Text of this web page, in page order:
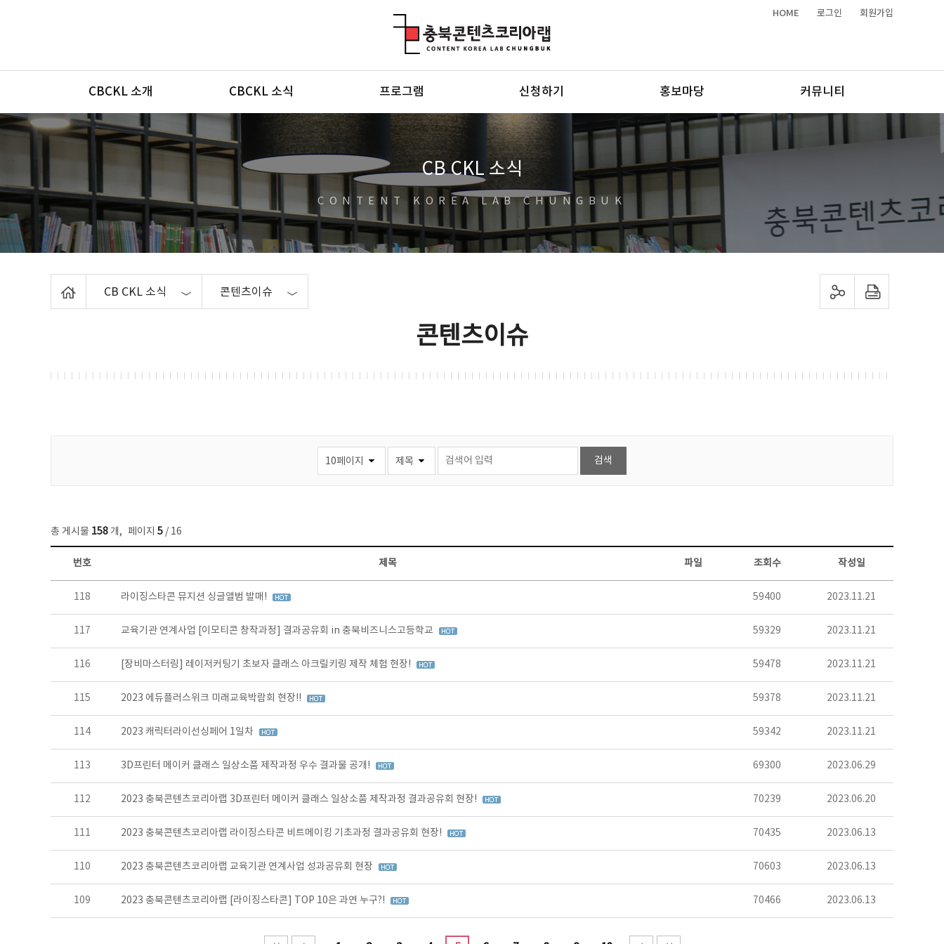
HOME 로그인 회원가입
메뉴
CBCKL 소개 CBCKL 소식 프로그램 신청하기 홍보마당 커뮤니티
CB CKL 소식
CONTENT KOREA LAB CHUNGBUK
CB CKL 소식 콘텐츠이슈 sns 공유하기 프린트하기
콘텐츠이슈
총 게시물 158 개, 페이지 5 / 16
콘텐츠이슈 목록 - 번호, 제목, 작성자, 파일, 조회수, 작성일 정보 제공
번호 제목 파일 조회수 작성일
118 라이징스타콘 뮤지션 싱글앨범 발매! 59400 2023.11.21
117 교육기관 연계사업 [이모티콘 창작과정] 결과공유회 in 충북비즈니스고등학교 59329 2023.11.21
116 [장비마스터링] 레이저커팅기 초보자 클래스 아크릴키링 제작 체험 현장! 59478 2023.11.21
115 2023 에듀플러스위크 미래교육박람회 현장!! 59378 2023.11.21
114 2023 캐릭터라이선싱페어 1일차 59342 2023.11.21
113 3D프린터 메이커 클래스 일상소품 제작과정 우수 결과물 공개! 69300 2023.06.29
112 2023 충북콘텐츠코리아랩 3D프린터 메이커 클래스 일상소품 제작과정 결과공유회 현장! 70239 2023.06.20
111 2023 충북콘텐츠코리아랩 라이징스타콘 비트메이킹 기초과정 결과공유회 현장! 70435 2023.06.13
110 2023 충북콘텐츠코리아랩 교육기관 연계사업 성과공유회 현장 70603 2023.06.13
109 2023 충북콘텐츠코리아랩 [라이징스타콘] TOP 10은 과연 누구?! 70466 2023.06.13